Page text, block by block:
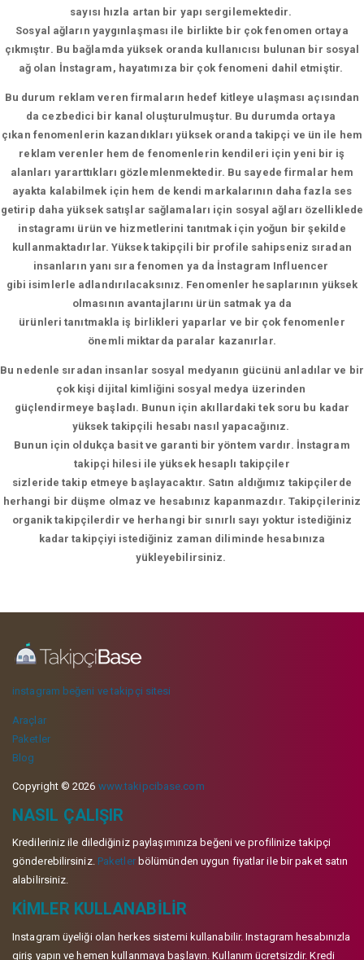
sayısı hızla artan bir yapı sergilemektedir.
Sosyal ağların yaygınlaşması ile birlikte bir çok fenomen ortaya
çıkmıştır. Bu bağlamda yüksek oranda kullanıcısı bulunan bir sosyal
ağ olan İnstagram, hayatımıza bir çok fenomeni dahil etmiştir.
Bu durum reklam veren firmaların hedef kitleye ulaşması açısından
da cezbedici bir kanal oluşturulmuştur. Bu durumda ortaya
çıkan fenomenlerin kazandıkları yüksek oranda takipçi ve ün ile hem
reklam verenler hem de fenomenlerin kendileri için yeni bir iş
alanları yararttıkları gözlemlenmektedir. Bu sayede firmalar hem
ayakta kalabilmek için hem de kendi markalarının daha fazla ses
getirip daha yüksek satışlar sağlamaları için sosyal ağları özelliklede
instagramı ürün ve hizmetlerini tanıtmak için yoğun bir şekilde
kullanmaktadırlar. Yüksek takipçili bir profile sahipseniz sıradan
insanların yanı sıra fenomen ya da İnstagram Influencer
gibi isimlerle adlandırılacaksınız. Fenomenler hesaplarının yüksek
olmasının avantajlarını ürün satmak ya da
ürünleri tanıtmakla iş birlikleri yaparlar ve bir çok fenomenler
önemli miktarda paralar kazanırlar.
Bu nedenle sıradan insanlar sosyal medyanın gücünü anladılar ve bir
çok kişi dijital kimliğini sosyal medya üzerinden
güçlendirmeye başladı. Bunun için akıllardaki tek soru bu kadar
yüksek takipçili hesabı nasıl yapacağınız.
Bunun için oldukça basit ve garanti bir yöntem vardır. İnstagram
takipçi hilesi ile yüksek hesaplı takipçiler
sizleride takip etmeye başlayacaktır. Satın aldığımız takipçilerde
herhangi bir düşme olmaz ve hesabınız kapanmazdır. Takipçileriniz
organik takipçilerdir ve herhangi bir sınırlı sayı yoktur istediğiniz
kadar takipçiyi istediğiniz zaman diliminde hesabınıza
yükleyebilirsiniz.
instagram beğeni ve takipçi sitesi
Araçlar
Paketler
Blog
Copyright © 2026 www.takipcibase.com
NASIL ÇALIŞIR
Kredileriniz ile dilediğiniz paylaşımınıza beğeni ve profilinize takipçi
gönderebilirsiniz. Paketlerbölümünden uygun fiyatlar ile bir paket satın
alabilirsiniz.
KIMLER KULLANABILIR
Instagram üyeliği olan herkes sistemi kullanabilir. Instagram hesabınızla
giriş yapın ve hemen kullanmaya başlayın. Kullanım ücretsizdir. Kredi